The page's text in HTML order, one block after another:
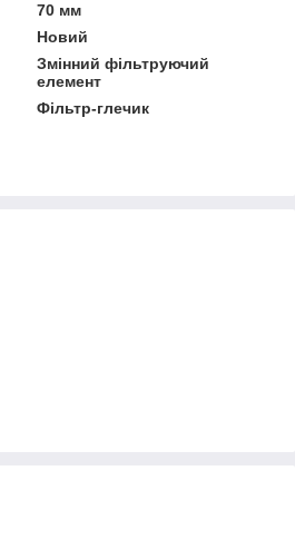
70 мм
Новий
Змінний фільтруючий
елемент
Фільтр-глечик